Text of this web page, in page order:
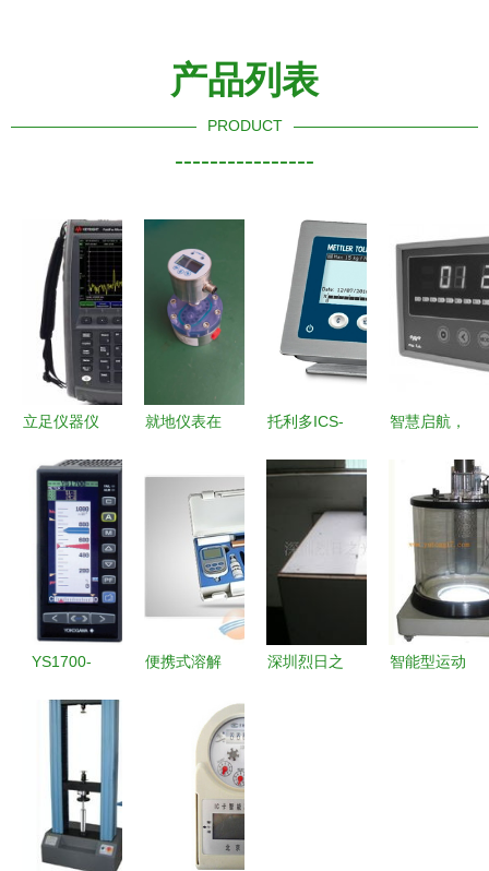
产品列表
PRODUCT
----------------
立足仪器仪
威时代科技
以硬产品打
造检测新标
准
就地仪表在
的应用与发
展
托利多ICS-
重的工业守
护者
智慧启航，
智能多路巡
检仪在中检
仪表网的创
新应用
YS1700-
用与技术解
析
便携式溶解
水质监测的
精密动力源
深圳烈日之
智能型运动